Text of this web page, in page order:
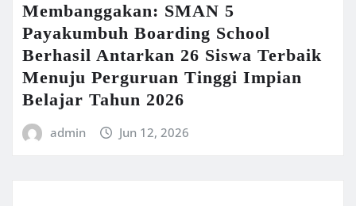
Membanggakan: SMAN 5
Payakumbuh Boarding School
Berhasil Antarkan 26 Siswa Terbaik
Menuju Perguruan Tinggi Impian
Belajar Tahun 2026
admin Jun 12, 2026